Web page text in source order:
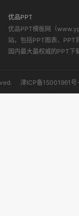
优品PPT
优品PPT模板网（
站。包括PPT图表、PPT
国内最大最权威的PPT下
津ICP备15001961号